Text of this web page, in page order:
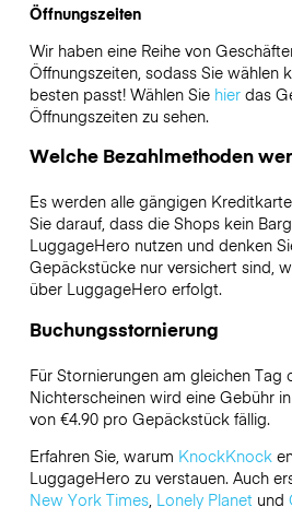
Öffnungszeiten
Wir haben eine Reihe von
Öffnungszeiten, sodass Sie wählen
besten passt! Wählen Sie hierdas
Öffnungszeiten zu sehen.
Welche Bezahlmethoden
Es werden alle gängigen
Sie darauf, dass die Shops kein
LuggageHero nutzen und denken
Gepäckstücke nur versichert sind,
über LuggageHero erfolgt.
Buchungsstornierung
Für Stornierungen am gleichen Tag
Nichterscheinen wird eine Gebühr
von €4.90 pro Gepäckstück fällig.
Erfahren Sie, warum KnockKnock
LuggageHero zu verstauen. Auch
New York Times, Lonely Planetund